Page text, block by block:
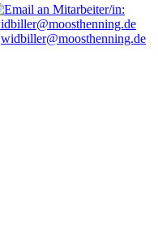
widbiller@moosthenning.de